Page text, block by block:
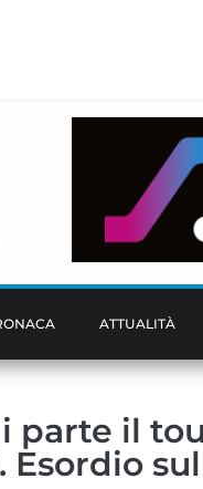
ATTUALITÀ
parte il
Esordio